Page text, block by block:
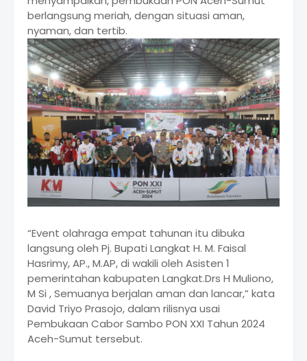
berlangsung meriah, dengan situasi aman,
nyaman, dan tertib.
“Event olahraga empat tahunan itu dibuka
langsung oleh Pj. Bupati Langkat H. M. Faisal
Hasrimy, AP., M.AP, di wakili oleh Asisten 1
pemerintahan kabupaten Langkat.Drs H Muliono,
M Si , Semuanya berjalan aman dan lancar,” kata
David Triyo Prasojo, dalam rilisnya usai
Pembukaan Cabor Sambo PON XXI Tahun 2024
Aceh-Sumut tersebut.